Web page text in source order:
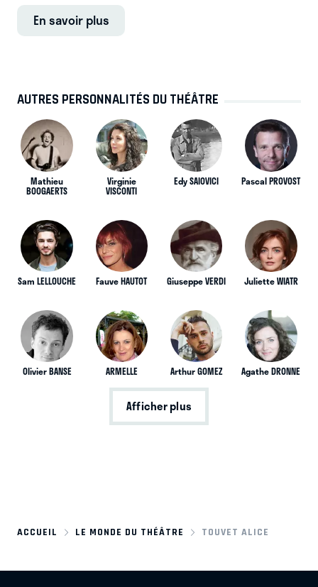
En savoir plus
AUTRES PERSONNALITÉS DU THÉÂTRE
Mathieu
BOOGAERTS
Virginie
VISCONTI
Edy SAIOVICI Pascal PROVOST
Sam LELLOUCHE Fauve HAUTOT Giuseppe VERDI Juliette WIATR
Olivier BANSE ARMELLE Arthur GOMEZ Agathe DRONNE
Afficher plus
ACCUEIL LE MONDE DU THÉÂTRE TOUVET ALICE